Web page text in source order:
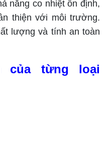
năng co nhiệt ổn định,
thiện với môi trường.
lượng và tính an toàn
của từng loại